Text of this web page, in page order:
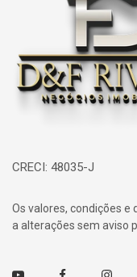
CRECI: 48035-J
Os valores, condições e
a alterações sem aviso